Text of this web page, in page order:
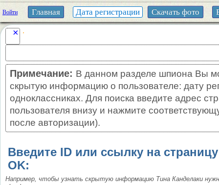
Войти Главная Дата регистрации Скачать фото
×
Примечание: В данном разделе шпиона Вы
скрытую информацию о пользователе: дату
одноклассниках. Для поиска введите адрес
пользователя внизу и нажмите
после авторизации).
Введите ID или ссылку на
OK:
Например, чтобы узнать скрытую информацию Тина Канделаки